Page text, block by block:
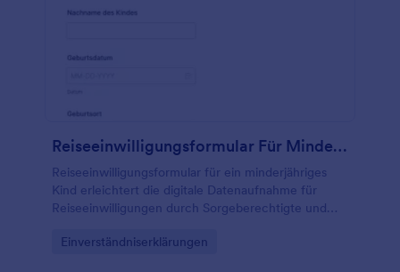
Reiseeinwilligungsformular Für Minderjährige Mit Einem Elternteil
Reiseeinwilligungsformular für ein minderjähriges
Kind erleichtert die digitale Datenaufnahme für
Reiseeinwilligungen durch Sorgeberechtigte und
Reisebüros.
Go to Category:
Einverständniserklärungen